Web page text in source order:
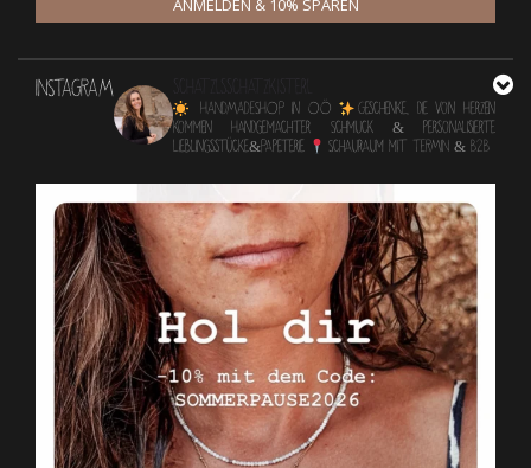
ANMELDEN & 10% SPAREN
INSTAGRAM
HANDMADESHOP in OÖ
Geschenke, die von Herzen
kommen Handgemachter Schmuck & personalisierte
Lieblingsstücke&Papeterie
Schauraum mit TERMIN & B2B